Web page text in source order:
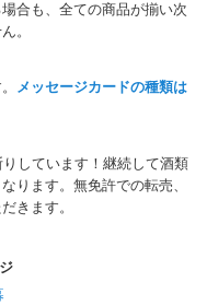
合も、全ての商品が揃い次
。
メッセージカードの種類は
しています！継続して酒類
ります。無免許での転売、
きます。